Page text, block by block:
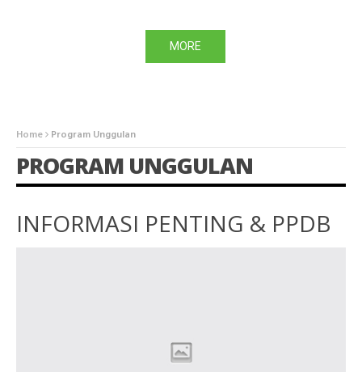
MORE
Home Program Unggulan
PROGRAM UNGGULAN
INFORMASI PENTING & PPDB